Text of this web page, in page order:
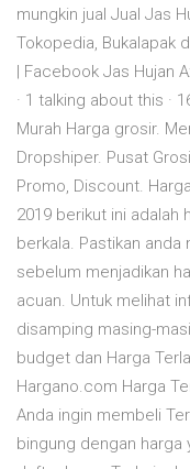
mungkin jual Jual Jas
Tokopedia, Bukalapak
| Facebook Jas Hujan
· 1 talking about this ·
Murah Harga grosir.
Dropshiper. Pusat
Promo, Discount.
2019 berikut ini adalah
berkala. Pastikan
sebelum menjadikan
acuan. Untuk melihat
disamping masing-
budget dan Harga
Hargano.com Harga
Anda ingin membeli
bingung dengan harga